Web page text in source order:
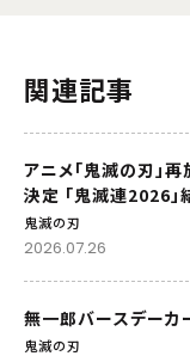
関連記事
アニメ「鬼滅の刃」再放送記念 「2026阿波
決定 「鬼滅連2026
トを公開
鬼滅の刃
2026.07.26
無一郎バースデーカ
鬼滅の刃